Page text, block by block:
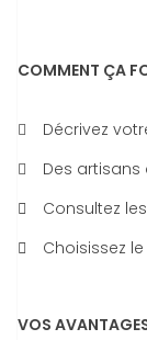
COMMENT ÇA
Décrivez
Des
Consultez
Choisissez
VOS